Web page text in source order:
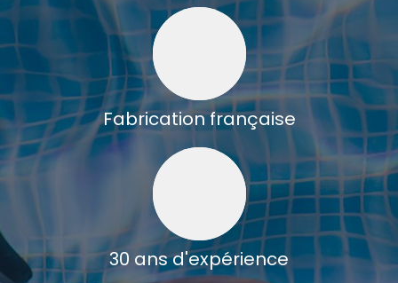
Fabrication française
30 ans d'expérience